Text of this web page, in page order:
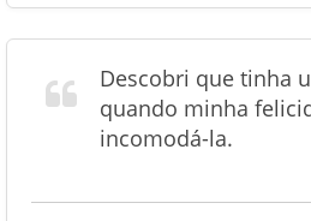
Descobri que tinha
quando minha
incomodá-la.